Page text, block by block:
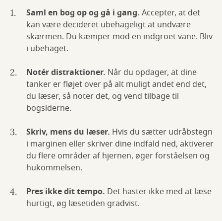
Saml en bog op og gå i gang. Accepter, at det
kan være decideret ubehageligt at undvære
skærmen. Du kæmper mod en indgroet vane. Bliv
i ubehaget.
Notér distraktioner. Når du opdager, at dine
tanker er fløjet over på alt muligt andet end det,
du læser, så noter det, og vend tilbage til
bogsiderne.
Skriv, mens du læser. Hvis du sætter udråbstegn
i marginen eller skriver dine indfald ned, aktiverer
du flere områder af hjernen, øger forståelsen og
hukommelsen.
Pres ikke dit tempo. Det haster ikke med at læse
hurtigt, øg læsetiden gradvist.